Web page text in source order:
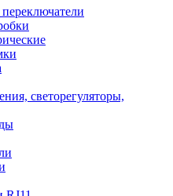
светорегуляторы,